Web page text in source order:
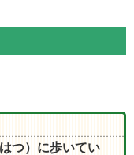
つ）に歩いてい